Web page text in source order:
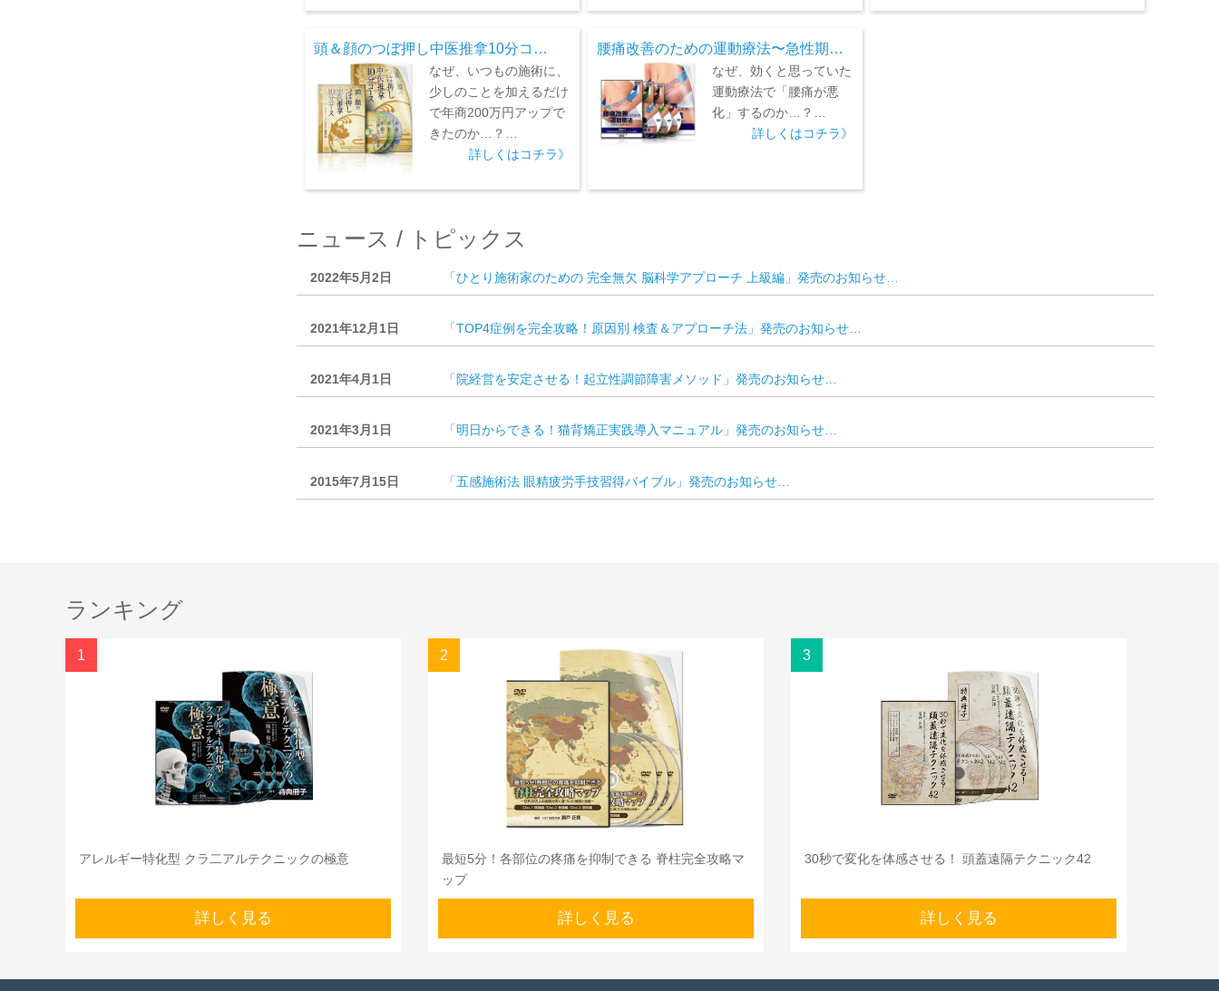
頭＆顔のつぼ押し中医推拿10分コ…
なぜ、いつもの施術に、
少しのことを加えるだけ
で年商200万円アップで
きたのか…？…
詳しくはコチラ》
腰痛改善のための運動療法〜急性期…
なぜ、効くと思っていた
運動療法で「腰痛が悪
化」するのか…？…
詳しくはコチラ》
ニュース / トピックス
2022年5月2日 「ひとり施術家のための 完全無欠 脳科学アプローチ 上級編」発売のお知らせ…
2021年12月1日 「TOP4症例を完全攻略！原因別 検査＆アプローチ法」発売のお知らせ…
2021年4月1日 「院経営を安定させる！起立性調節障害メソッド」発売のお知らせ…
2021年3月1日 「明日からできる！猫背矯正実践導入マニュアル」発売のお知らせ…
2015年7月15日 「五感施術法 眼精疲労手技習得バイブル」発売のお知らせ…
ランキング
1
アレルギー特化型 クラ二アルテクニックの極意
詳しく見る
2
最短5分！各部位の疼痛を抑制できる 脊柱完全攻略マ
ップ
詳しく見る
3
30秒で変化を体感させる！ 頭蓋遠隔テクニック42
詳しく見る